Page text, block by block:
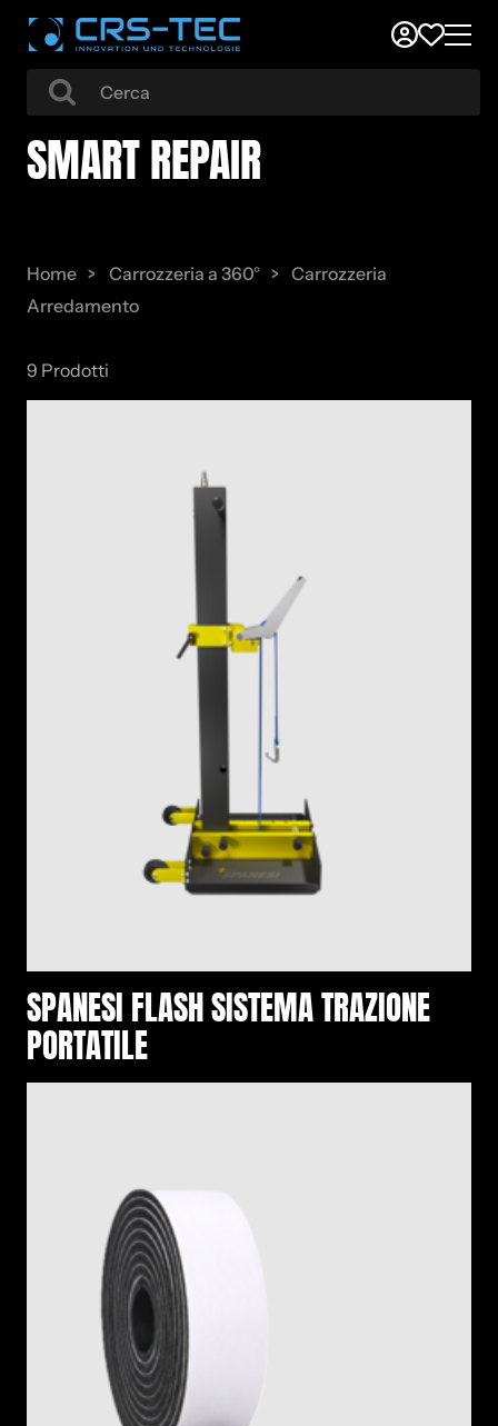
SMART RE­PAIR
Home Carrozzeria a 360°
Carrozzeria
Arredamento
9 Prodotti
SPANESI FLASH SISTEMA TRAZIONE
PORTATILE